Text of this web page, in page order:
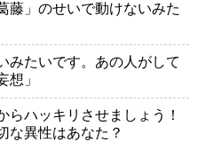
」のせいで動けないみた
みたいです。あの人がして
想」
らハッキリさせましょう！
異性はあなた？